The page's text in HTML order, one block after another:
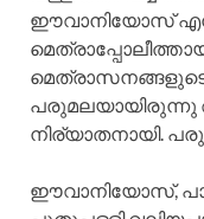
ഈവാനിയോസ്‌
പരുമലയായിരുന്നു
നിര്യാതനായി.
ഈവാനിയോസ്‌,